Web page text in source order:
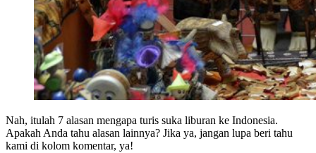
Nah, itulah 7 alasan mengapa turis suka liburan ke Indonesia.
Apakah Anda tahu alasan lainnya? Jika ya, jangan lupa beri tahu
kami di kolom komentar, ya!